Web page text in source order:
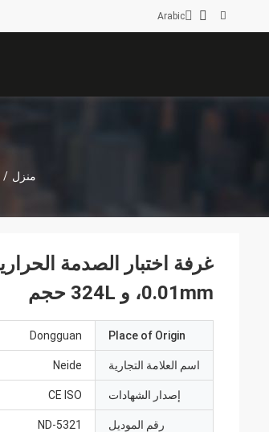
Arabic
منزل /
0.01mm، و 324L حجم
Place of Origin
Dongguan
اسم العلامة التجارية Neide
إصدار الشهادات CE ISO
رقم الموديل ND-5321